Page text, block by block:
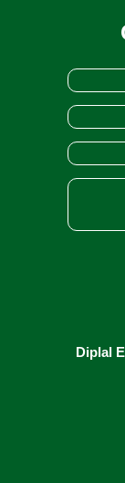
Diplal